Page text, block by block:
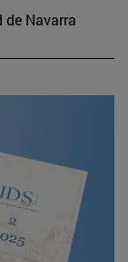
Navarra